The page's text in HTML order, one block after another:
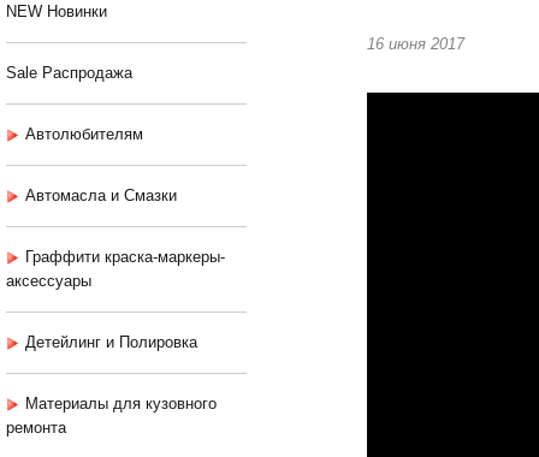
NEW Новинки
Sale Распродажа
Автолюбителям
Автомасла и Смазки
Граффити краска-маркеры-
аксессуары
Детейлинг и Полировка
Материалы для кузовного
ремонта
16 июня 2017